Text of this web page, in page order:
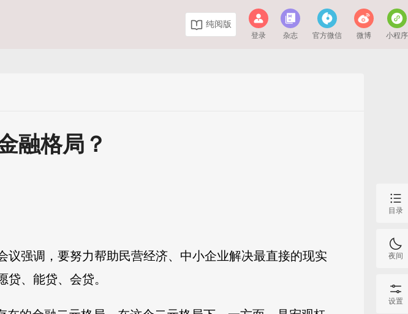
纯阅版
登录 杂志 官方微信 微博 小程序
融格局？
强调，要努力帮助民营经济、中小企业解决最直接的现实
、能贷、会贷。
目录
夜间
设置